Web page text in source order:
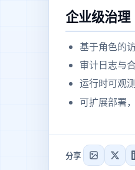
企业级治理
基于角色的
审计日志与
运行时可观
可扩展部署
分享